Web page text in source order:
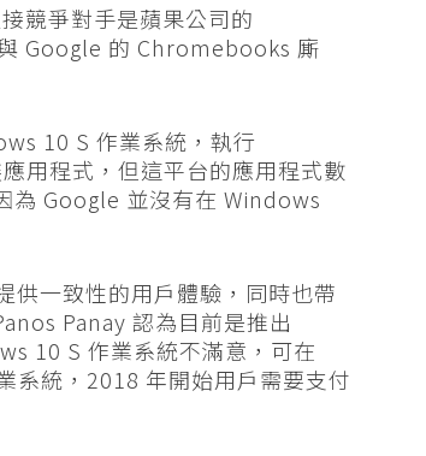
競爭對手是蘋果公司的
Google 的 Chromebooks 廝
10 S 作業系統，執行
用程式，但這平台的應用程式數
為 Google 並沒有在 Windows
供一致性的用戶體驗，同時也帶
Panay 認為目前是推出
10 S 作業系統不滿意，可在
系統，2018 年開始用戶需要支付